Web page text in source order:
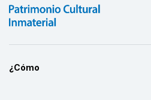
¿Cómo